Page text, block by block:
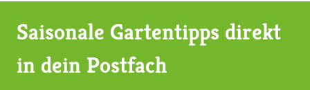
Saisonale Gartentipps direkt
in dein Postfach